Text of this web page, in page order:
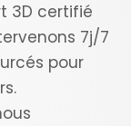
3D certifié
7j/7
pour